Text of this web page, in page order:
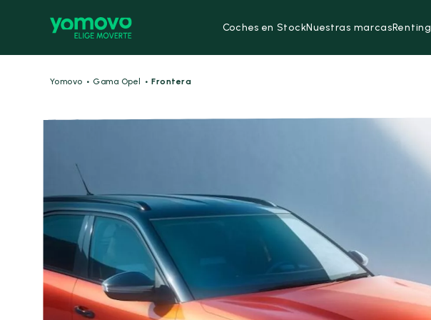
Coches en StockNuestras marcasRenting
Yomovo · Gama Opel · Frontera